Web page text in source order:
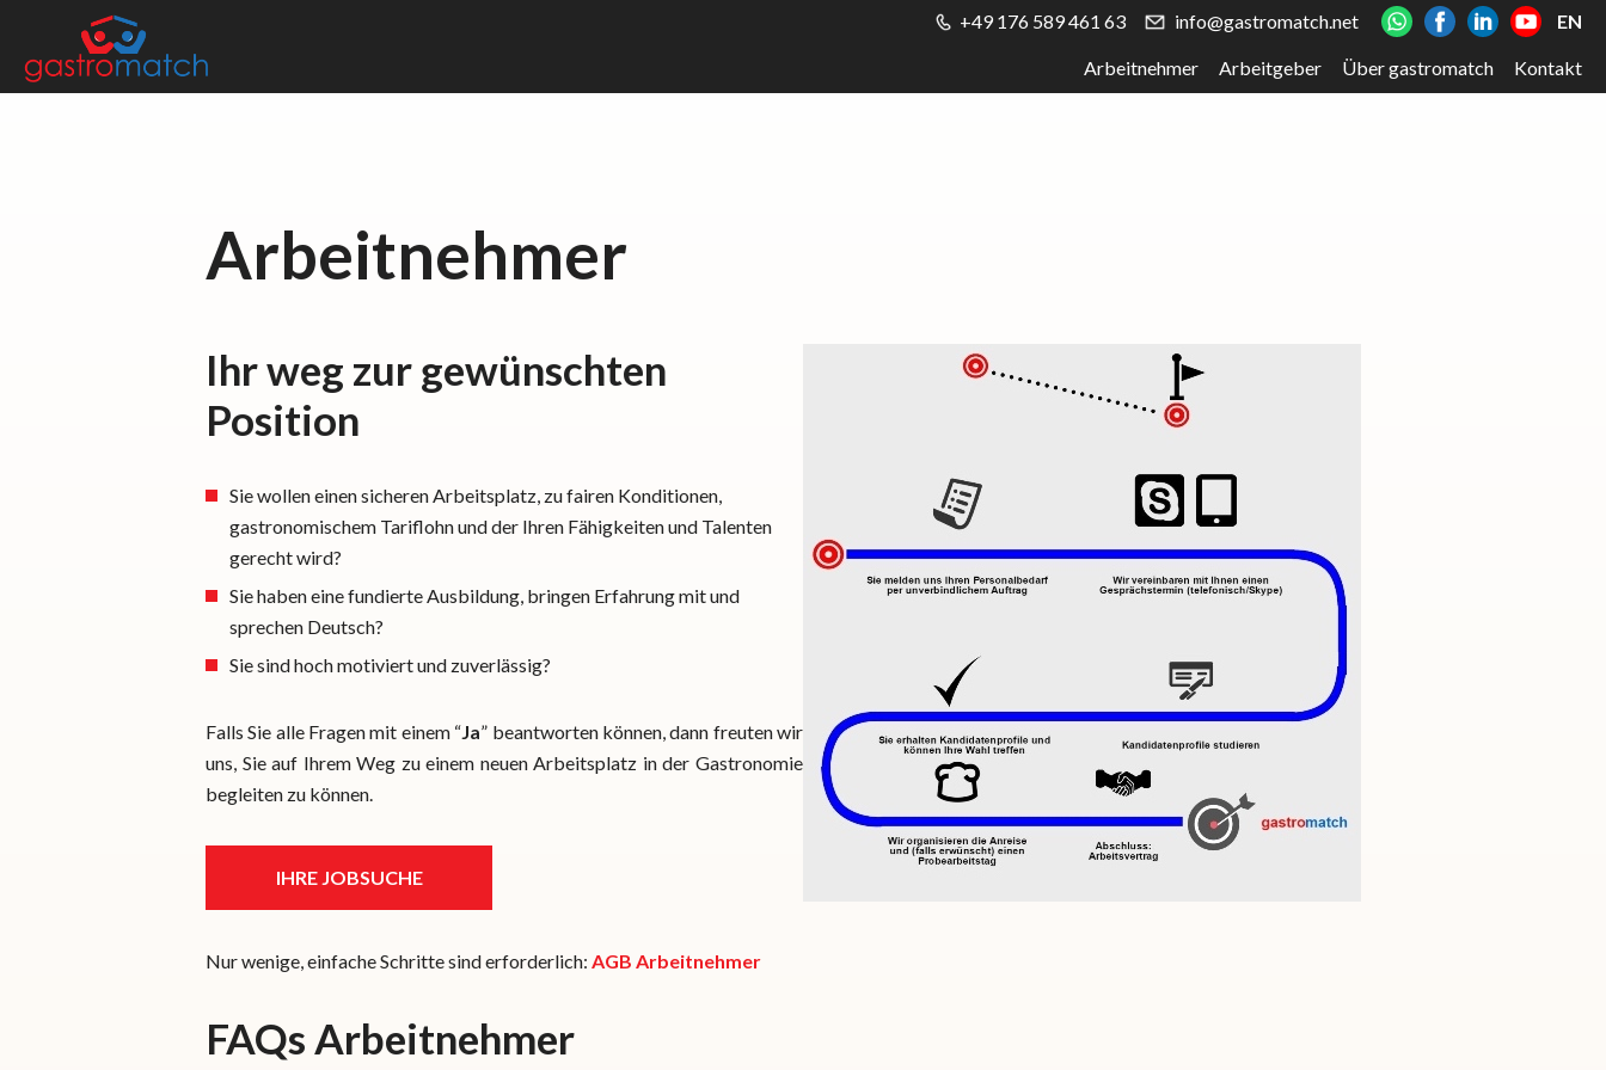
+49 176 589 461 63 info@gastromatch.net EN
Arbeitnehmer Arbeitgeber Über gastromatch Kontakt
Arbeitnehmer
Ihr weg zur gewünschten
Position
Sie wollen einen sicheren Arbeitsplatz, zu fairen Konditionen,
gastronomischem Tariflohn und der Ihren Fähigkeiten und Talenten
gerecht wird?
Sie haben eine fundierte Ausbildung, bringen Erfahrung mit und
sprechen Deutsch?
Sie sind hoch motiviert und zuverlässig?
Falls Sie alle Fragen mit einem “Ja” beantworten können, dann freuten wir
uns, Sie auf Ihrem Weg zu einem neuen Arbeitsplatz in der Gastronomie
begleiten zu können.
IHRE JOBSUCHE
Nur wenige, einfache Schritte sind erforderlich: AGB Arbeitnehmer
FAQs Arbeitnehmer